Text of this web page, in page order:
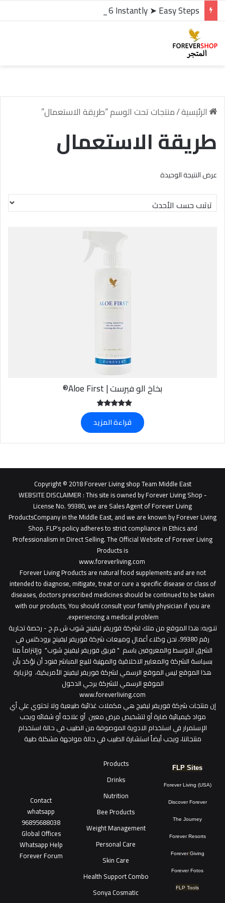
الرئيسية/منتجات تحت الوسم “طريقة الاستعمال”
طريقة الاستعمال
عرض النتيجة الوحيدة
بخاخ الو فيرست | Aloe First®
تم التقييم
5.00
قراءة المزيد
Copyright © 2018 Forever Living shop Team Middle East
WEBSITE DISCLAIMER: This site is owned by Forever Living Shop -
License No. 99380, we are Sales Agent of Forever Living
ProductsCompany in the Middle East, and we are known by Forever Living
Shop. FLP's policy adheres to strict compliance in Ethics and
Professionalism in Direct Selling. The Official Website of Forever Living
Products is
www.foreverliving.com
Forever Living Products are natural food supplements and are not
intended to diagnose, mitigate, treat or cure a specific disease or class of
diseases, doctors prescribed medicines should be continued to be taken
with our products, You should consult your family physician if you are
experiencing a medical problem.
تنـويه: هذا الموقع من ملك لشركة فوريفر ليفينج شوب ش.م.ح - رخصة تجارية
رقم 99380، نحن وكلاء أعمال ومبيعات شركة فوريفر لبفينج برودكتس في
الشرق الاوسط والمعروفين باسم " فريق فوريفر ليفينج شوب" وإلتزاماً منا
بسياسة الشركة والمعايير الاخلاقية والمهنية للبيع المباشر فنود أن نؤكد بأن
هذا الموقع ليس الموقع الرسمي لشركة فوريفر ليفينج الأمريكية، ولزيارة
الموقع الرسمي للشركة يرجي الدخول
www.foreverliving.com
​إن منتجات شركة فوريفر ليفيج هي مكملات غذائية طبيعية ولا تحتوي علي أي
مواد كيميائية ضارة أو لتشخيص مرض معين أو علاجه أو شفائه ويجب
الإستمرار في استخدام الادوية الموصوفة من الطبيب في حالة استخدام
منتجاتنا، ويجب أيضاً استشارة الطبيب في حالة مواجهة مشكلة طبية
FLP Sites
Forever Living (USA)
Discover Forever
The Journey
Forever Resorts
Forever Giving
Forever Fotos
FLP Tools
Products
Drinks
Nutrition
Bee Products
Weight Management
Personal Care
Skin Care
Health Support Combo
Sonya Cosmatic
Contact
whatsapp
96895688038
Global Offices
Whatsapp Help
Forever Forum
فوريفرشوب